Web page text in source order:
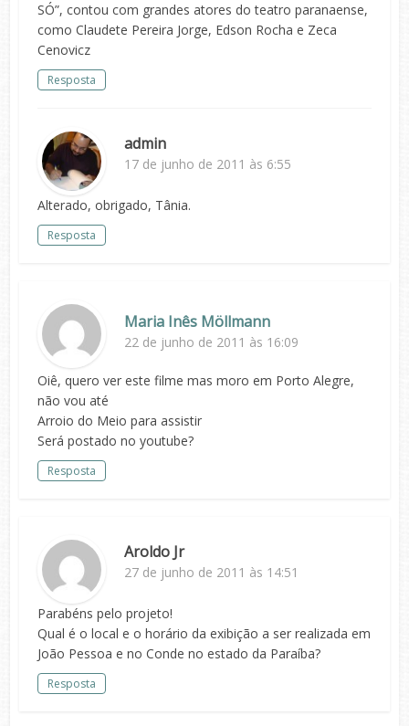
SÓ”, contou com grandes atores do teatro paranaense,
como Claudete Pereira Jorge, Edson Rocha e Zeca
Cenovicz
Resposta
admin
17 de junho de 2011 às 6:55
Alterado, obrigado, Tânia.
Resposta
Maria Inês Möllmann
22 de junho de 2011 às 16:09
Oiê, quero ver este filme mas moro em Porto Alegre,
não vou até
Arroio do Meio para assistir
Será postado no youtube?
Resposta
Aroldo Jr
27 de junho de 2011 às 14:51
Parabéns pelo projeto!
Qual é o local e o horário da exibição a ser realizada em
João Pessoa e no Conde no estado da Paraíba?
Resposta